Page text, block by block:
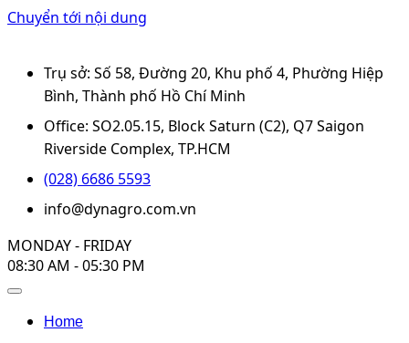
Chuyển tới nội dung
Trụ sở: Số 58, Đường 20, Khu phố 4, Phường Hiệp
Bình, Thành phố Hồ Chí Minh
Office: SO2.05.15, Block Saturn (C2), Q7 Saigon
Riverside Complex, TP.HCM
(028) 6686 5593
info@dynagro.com.vn
MONDAY - FRIDAY
08:30 AM - 05:30 PM
Home